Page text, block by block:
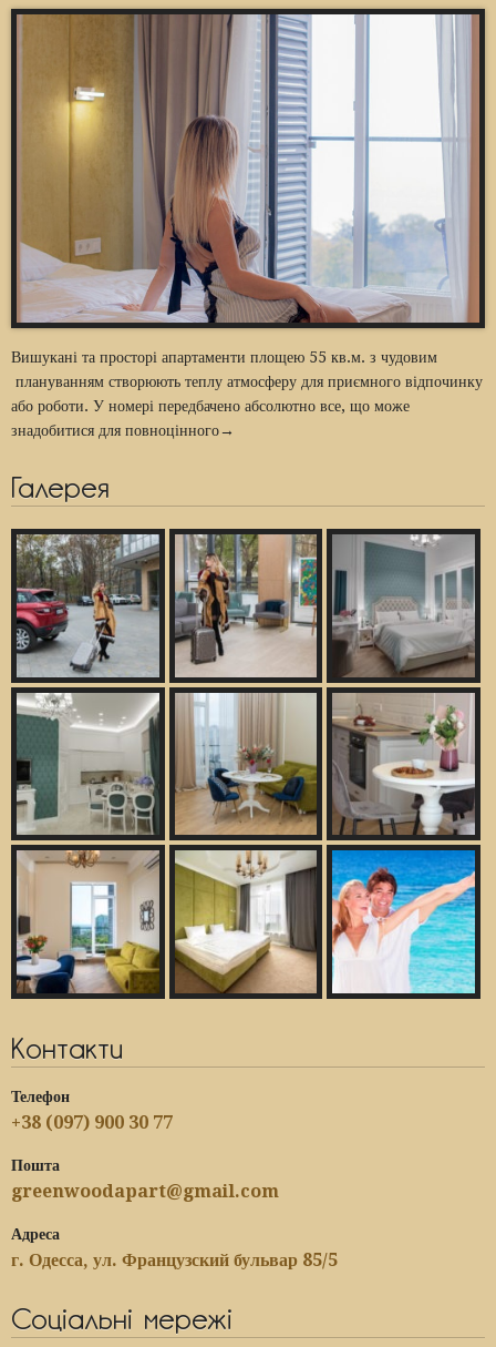
Вишукані та просторі апартаменти площею 55 кв.м. з чудовим
плануванням створюють теплу атмосферу для приємного відпочинку
або роботи. У номері передбачено абсолютно все, що може
знадобитися для повноцінного→
Галерея
Контакти
Телефон
+38 (097) 900 30 77
Пошта
greenwoodapart@gmail.com
Адреса
г. Одесса, ул. Французский бульвар 85/5
Соціальні мережі